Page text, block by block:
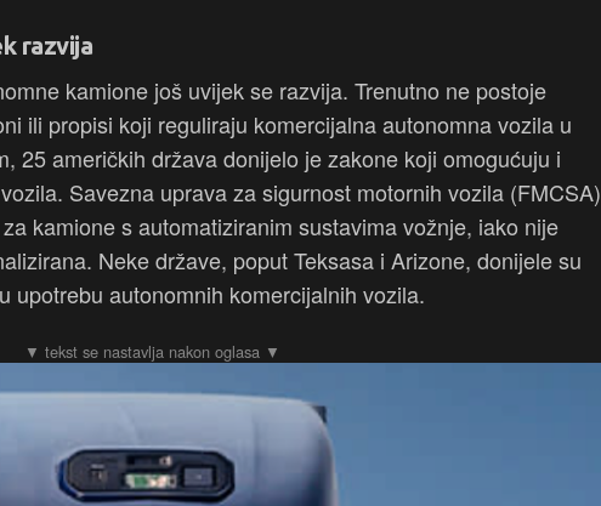
razvija
kamione još uvijek se razvija. Trenutno ne postoje
ili propisi koji reguliraju komercijalna autonomna vozila u
25 američkih država donijelo je zakone koji omogućuju i
Savezna uprava za sigurnost motornih vozila (FMCSA)
kamione s automatiziranim sustavima vožnje, iako nije
Neke države, poput Teksasa i Arizone, donijele su
upotrebu autonomnih komercijalnih vozila.